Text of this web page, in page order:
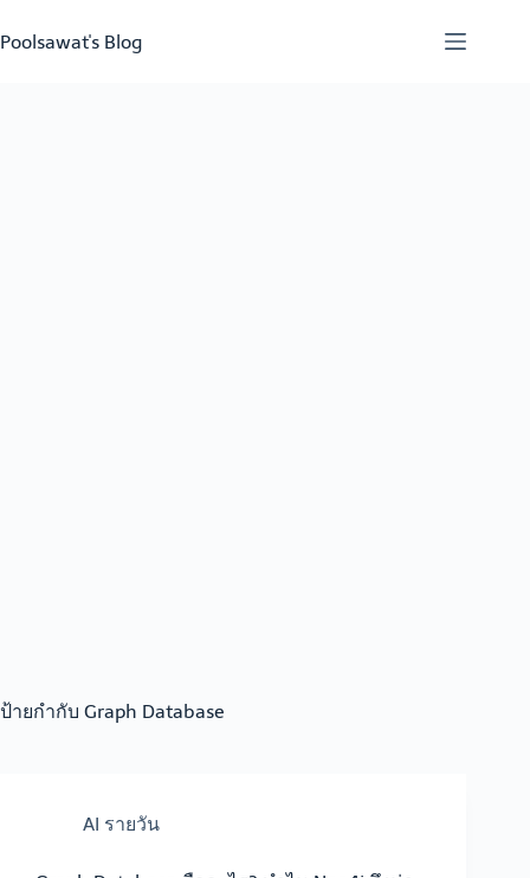
to
content
Poolsawat's Blog
ป้ายกำกับ Graph Database
AI รายวัน